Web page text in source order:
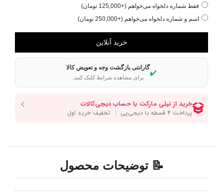
فقط شماره دلخواه می‌خواهم (+125,000 تومان)
اسم و شماره دلخواه می‌خواهم (+250,000 تومان)
✔️
گارانتی بازگشت وجه و تعویض کالا
برای مشاهده شرایط کلیک کنید.
📝 توضیحات محصول